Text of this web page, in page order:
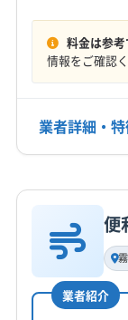
定休日
不定休
非公開
公式サイトなし
料金は参考
情報をご確認く
業者詳細・
基本情報
代表者名
有元隆治
所在地
便
業者紹介